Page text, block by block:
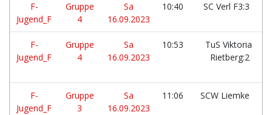
F-
Jugend_F
Gruppe
4
Sa
16.09.2023
10:40 SC Verl F3:3
F-
Jugend_F
Gruppe
4
Sa
16.09.2023
10:53
TuS Viktoria
Rietberg:2
F-
Jugend_F
Gruppe
3
Sa
16.09.2023
11:06 SCW Liemke